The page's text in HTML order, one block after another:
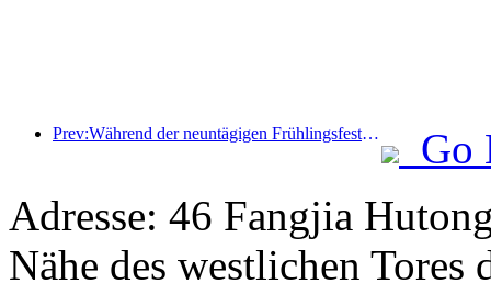
Prev:Während der neuntägigen Frühlingsfesttage werden voraussichtlich mehr als 18 Millionen Menschen ins Land ein- und ausreisen.
Go
Adresse: 46 Fangjia
Nähe des westlichen Tores